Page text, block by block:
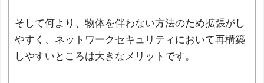
そして何より、物体を伴わない方法のため拡張がし
やすく、ネットワークセキュリティにおいて再構築
しやすいところは大きなメリットです。